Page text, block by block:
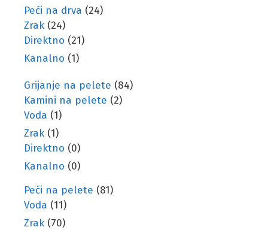
Peći na drva (24)
Zrak (24)
Direktno (21)
Kanalno (1)
Grijanje na pelete (84)
Kamini na pelete (2)
Voda (1)
Zrak (1)
Direktno (0)
Kanalno (0)
Peći na pelete (81)
Voda (11)
Zrak (70)